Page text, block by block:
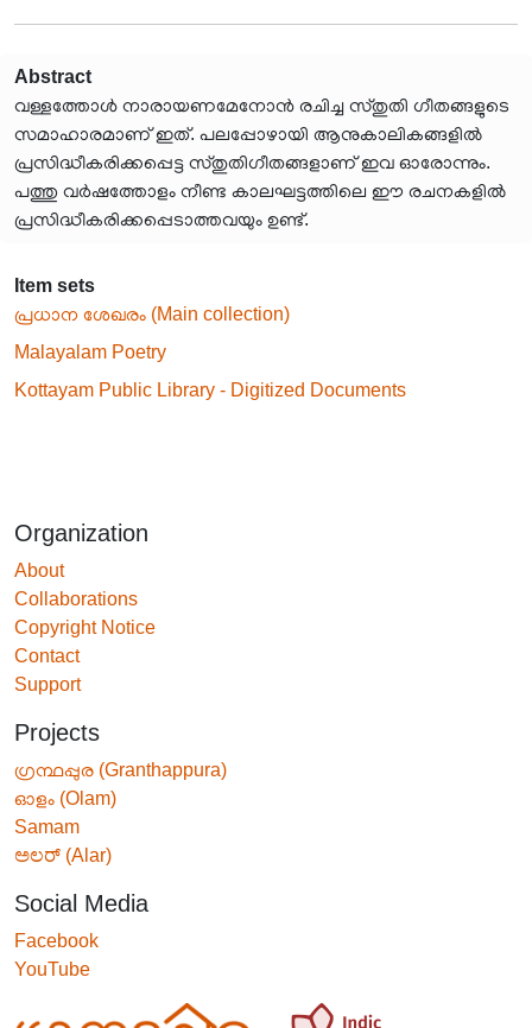
Abstract
വള്ളത്തോൾ നാരായണമേനോൻ രചിച്ച സ്തുതി ഗീതങ്ങളുടെ
സമാഹാരമാണ് ഇത്. പലപ്പോഴായി ആനുകാലികങ്ങളിൽ
പ്രസിദ്ധീകരിക്കപ്പെട്ട സ്തുതിഗീതങ്ങളാണ് ഇവ ഓരോന്നും.
പത്തു വർഷത്തോളം നീണ്ട കാലഘട്ടത്തിലെ ഈ രചനകളിൽ
പ്രസിദ്ധീകരിക്കപ്പെടാത്തവയും ഉണ്ട്.
Item sets
പ്രധാന ശേഖരം (Main collection)
Malayalam Poetry
Kottayam Public Library - Digitized Documents
Organization
About
Collaborations
Copyright Notice
Contact
Support
Projects
ഗ്രന്ഥപ്പുര (Granthappura)
ഓളം (Olam)
Samam
ಅಲರ್ (Alar)
Social Media
Facebook
YouTube